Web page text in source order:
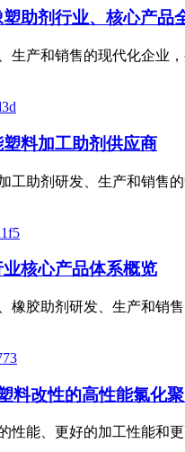
助剂行业、核心产品
生产和销售的现代化企业
料加工助剂供应商
工助剂研发、生产和销售
核心产品体系概览
橡胶助剂研发、生产和销
料改性的高性能氯化
性能、更好的加工性能和